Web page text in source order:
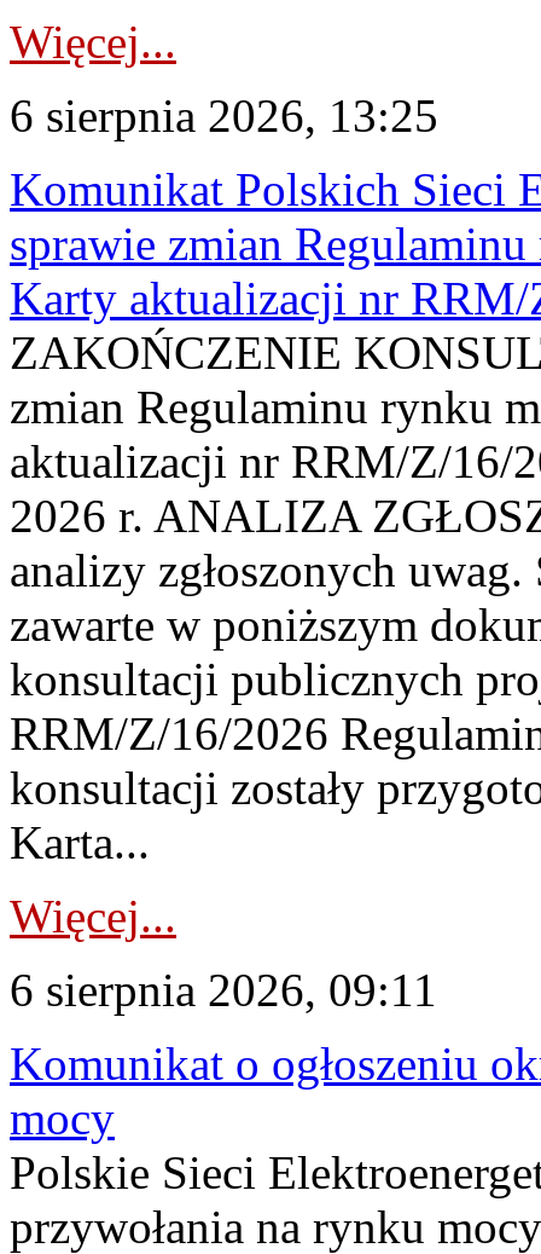
Więcej...
6 sierpnia 2026, 13:25
Komunikat Polskich Sieci
sprawie zmian
Karty aktualizacji nr
ZAKOŃCZENIE
zmian Regulaminu rynku
aktualizacji nr RRM/Z/16/
2026 r. ANALIZA
analizy zgłoszonych
zawarte w poniższym
konsultacji publicznych
RRM/Z/16/2026
konsultacji zostały
Karta...
Więcej...
6 sierpnia 2026, 09:11
Komunikat o ogłoszeniu
mocy
Polskie Sieci
przywołania na rynku